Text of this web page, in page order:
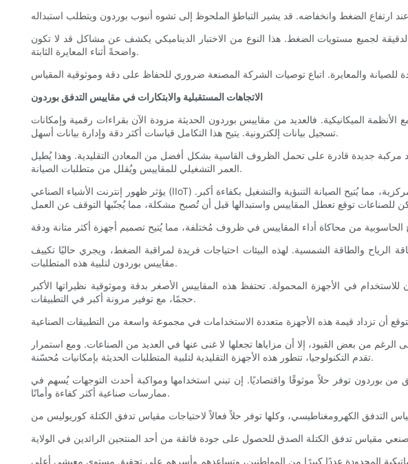
لجميع مستويات الضغط. هذا النوع من الاختبار الديناميكي يكشف عن مشاكل قد لا تكون
واضحةً أثناء المعايرة الثابتة.
الاتجاهات المستقبلية والابتكارات في مقاييس التدفق بوردون
الميكانيكية. فالعديد من مقاييس بوردون الحديثة مزودة الآن بقراءات رقمية وإمكانات
تسجيل بيانات إلكترونية. يتيح هذا التكامل قياسات أكثر دقة وإدارة بيانات أسهل.
مركبة جديدة قادرة على تحمل الظروف القاسية بشكل أفضل من المعادن التقليدية. وهذا يُطيل
العمر التشغيلي للمقاييس ويُقلل من متطلبات الصيانة.
يؤثر ظهور إنترنت الأشياء الصناعي (IIoT) أيضًا على تطوير مقاييس تدفق بوردون. تُرسل المقاييس المُدعّمة بإنترنت الأشياء الصناعي بيانات آنية إلى أنظمة المراقبة المركزية، مما يُتيح الصيانة التنبؤية والتشغيل بكفاءة أكبر.
والطاقة الشمسية. لهذه البيئات احتياجات فريدة لمراقبة الضغط، ويجري حاليًا تكييف
مقاييس بوردون لتلبية هذه المتطلبات.
في الأجهزة المحمولة. تحتفظ هذه المقاييس الأصغر بدقة وموثوقية نظيراتها الأكبر
حجمًا، مع توفير مرونة أكبر في التطبيقات.
من بعض القيود، إلا أن مزاياها تجعلها لا غنى عنها في العديد من الصناعات. ومع استمرار
تقدم التكنولوجيا، تتطور هذه الأجهزة التقليدية لتلبية المتطلبات الحديثة بإمكانيات مُحسّنة.
بوردون توفر حلاً موثوقًا واقتصاديًا. إن تبني استخدامها ومواكبة أحدث التوجهات يُسهم في
ممارسات صناعية أكثر كفاءة وأمانًا.